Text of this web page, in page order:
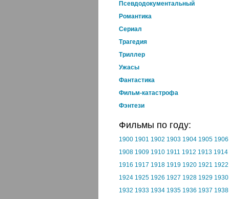
Псевдодокументальный
Романтика
Cериал
Трагедия
Триллер
Ужасы
Фантастика
Фильм-катастрофа
Фэнтези
Фильмы по году:
1900 1901 1902 1903 1904 1905 1906
1908 1909 1910 1911 1912 1913 1914
1916 1917 1918 1919 1920 1921 1922
1924 1925 1926 1927 1928 1929 1930
1932 1933 1934 1935 1936 1937 1938